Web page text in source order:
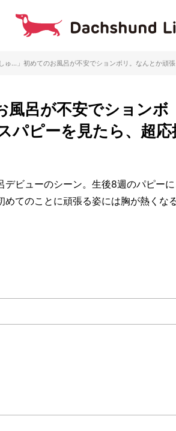
ゅ…」初めてのお風呂が不安でションボリ。なんとか頑
風呂が不安でションボ
パピーを見たら、超応
ビューのシーン。生後8週のパピーに
てのことに頑張る姿には胸が熱くな